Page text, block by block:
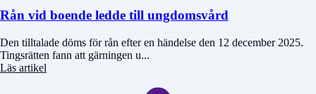
Rån vid boende ledde till ungdomsvård
Den tilltalade döms för rån efter en händelse den 12 december 2025.
Tingsrätten fann att gärningen u...
Läs artikel